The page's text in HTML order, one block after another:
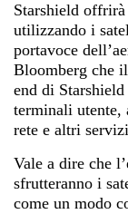
Starshield
utilizzando i
portavoce
Bloomberg che
end di
terminali utente,
rete e altri
Vale a dire che
sfrutteranno i
come un modo